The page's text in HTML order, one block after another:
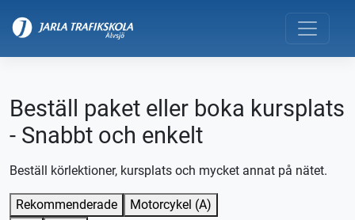
Beställ paket eller boka kursplats
- Snabbt och enkelt
Beställ körlektioner, kursplats och mycket annat på nätet.
Rekommenderade
Motorcykel (A)